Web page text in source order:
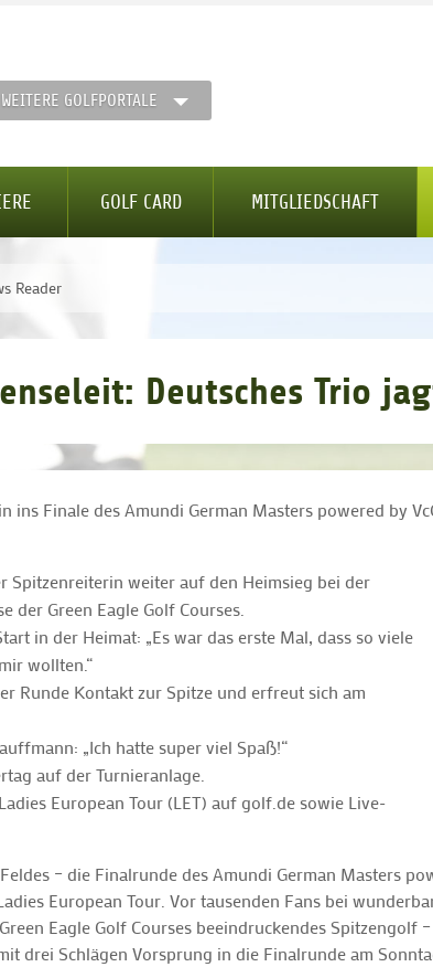
WEITERE GOLFPORTALE
GOLF CARD MITGLIEDSCHAFT
Reader
Deutsches Trio
ins Finale des Amundi German Masters powered by
Spitzenreiterin weiter auf den Heimsieg bei der
der Green Eagle Golf Courses.
in der Heimat: „Es war das erste Mal, dass so viele
wollten.“
Runde Kontakt zur Spitze und erfreut sich am
„Ich hatte super viel Spaß!“
auf der Turnieranlage.
European Tour (LET) auf golf.de sowie Live-
– die Finalrunde des Amundi German Masters
European Tour. Vor tausenden Fans bei
Eagle Golf Courses beeindruckendes
drei Schlägen Vorsprung in die Finalrunde am